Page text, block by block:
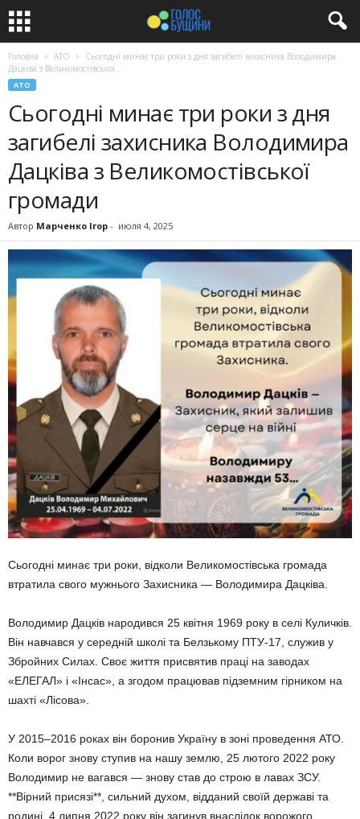
Головна АТО
Сьогодні минає три роки з дня загибелі захисника Володимира
Дацківа з Великомостівської...
АТО
Сьогодні минає три роки з дня
загибелі захисника Володимира
Дацківа з Великомостівської
громади
Автор Марченко Ігор - июля 4, 2025
Сьогодні минає три роки, відколи Великомостівська громада
втратила свого мужнього Захисника — Володимира Дацківа.
Володимир Дацків народився 25 квітня 1969 року в селі Куличків.
Він навчався у середній школі та Белзькому ПТУ-17, служив у
Збройних Силах. Своє життя присвятив праці на заводах
«ЕЛЕГАЛ» і «Інсас», а згодом працював підземним гірником на
шахті «Лісова».
У 2015–2016 роках він боронив Україну в зоні проведення АТО.
Коли ворог знову ступив на нашу землю, 25 лютого 2022 року
Володимир не вагався — знову став до строю в лавах ЗСУ.
**Вірний присязі**, сильний духом, відданий своїй державі та
родині, 4 липня 2022 року він загинув внаслідок ворожого